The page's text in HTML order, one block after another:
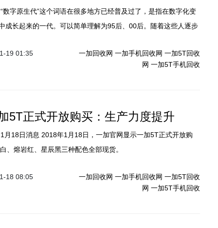
成长起来的一代。可以简单理解为95后、00后。随着这些人逐步
俱来的互联网DNA不仅正在革新电子消费市场，也在成为工作方
原力。在这股改革的风潮之下，智能手机，将会进一步成为数字
19 01:35 一加回收网 一加手机回收网 一加5T回收
网 一加5T手机回收
5T正式开放购买：生产力度提升
、熔岩红、星辰黑三种配色全部现货。
18 08:05 一加回收网 一加手机回收网 一加5T回收
网 一加5T手机回收